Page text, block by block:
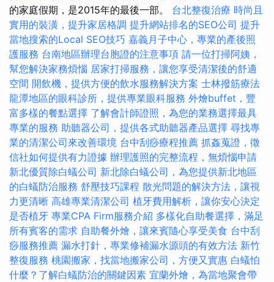
的家庭假期，是2015年的最後一部。 台北整復治療 時尚且
實用的裝潢，提升家居格調 提升網站排名的SEO公司 提升
當地搜索的Local SEO技巧 嘉義月子中心，專業的產後照
護服務 台南地區辦理台胞證的注意事項 請一位打掃阿姨，
幫您解決家務煩惱 居家打掃服務，讓您享受清潔後的舒適
空間 開飲機，提供方便的飲水服務解決方案 士林撥筋療法
龍潭地區的眼科診所，提供專業眼科服務 外燴buffet，豐
富多樣的餐點選擇 了解會計師證照，為您的業務選擇最具
專業的服務 助聽器公司，提供各式助聽器產品選擇 尋找專
業的清潔公司來改善環境 台中刮痧療程推薦 抓姦蒐證，徵
信社如何提供有力證據 辦理護照的完整流程，無煩惱申請
新北優質除白蟻公司 新北除白蟻公司，為您提供新北地區
的白蟻防治服務 舒壓技巧課程 散光問題的解決方法，讓視
力更清晰 高雄專業清潔公司 植牙費用解析，讓你安心決定
是否植牙 專業CPA Firm服務介紹 多樣化自助餐選擇，滿足
所有賓客的需求 自助餐外燴，讓來賓隨心享受美食 台中刮
痧服務推薦 漏水打針，專業修補漏水源頭的有效方法 新竹
整復服務 桃園搬家，找當地搬家公司，方便又實惠 白蟻怕
什麼？了解白蟻防治的關鍵因素 宜蘭外燴，為當地聚會帶